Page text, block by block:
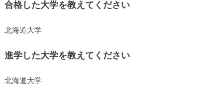
合格した大学を教えてください
北海道大学
進学した大学を教えてください
北海道大学